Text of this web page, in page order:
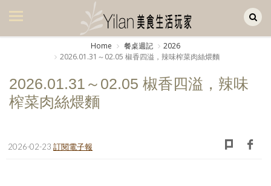
美食集
廚房集
旅遊集
Home 餐桌週記
2026
2026.01.31～02.05 椒香四溢，辣味榨菜肉絲煨麵
2026.01.31～02.05 椒香四溢，辣味
榨菜肉絲煨麵
2026-02-23 訂閱電子報